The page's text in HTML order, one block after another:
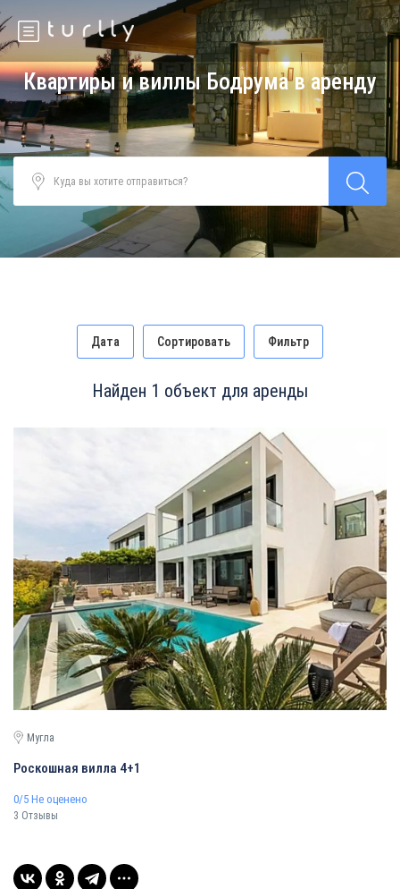
Квартиры и виллы Бодрума в аренду
Дата Сортировать Фильтр
Найден 1 объект для аренды
Мугла
Роскошная вилла 4+1
0/5 Не оценено
3 Отзывы